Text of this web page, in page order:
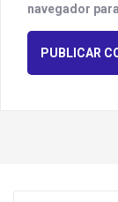
navegador